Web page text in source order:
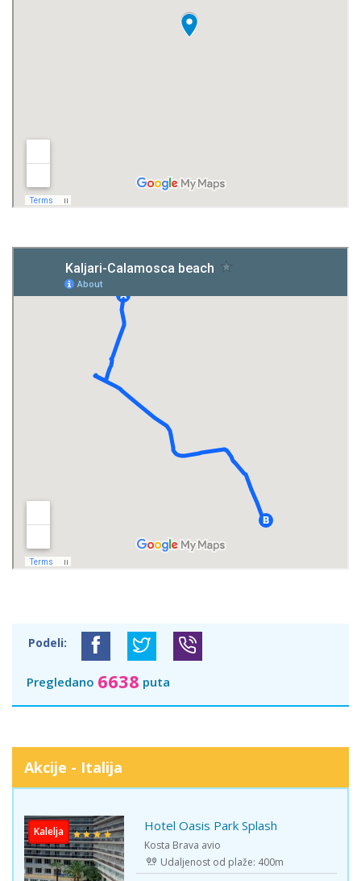
Podeli:
Pregledano 6638 puta
Akcije - Italija
Kalelja Hotel Oasis Park Splash
Kosta Brava avio
Udaljenost od plaže: 400m